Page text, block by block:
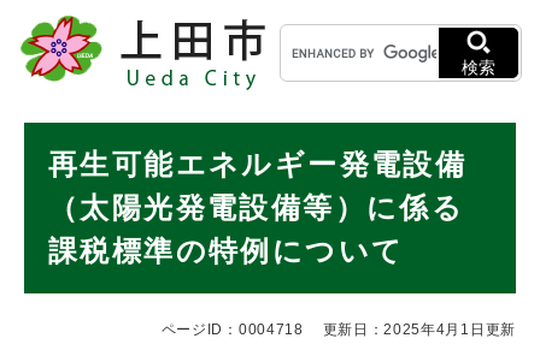
メニューを飛ばして本文へ
キ
ー
ワ
検
検索
再生可能エネルギー発電設備
（太陽光発電設備等）に係る
課税標準の特例について
ページID：0004718 更新日：2025年4月1日更新